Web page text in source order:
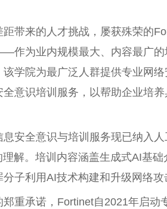
带来的人才挑战，屡获殊荣的
作为业内规模最大、内容最广
学院为最广泛人群提供专业网
意识培训服务，以帮助企业培
安全意识与培训服务现已纳入
解。培训内容涵盖生成式AI基
子利用AI技术构建和升级网络攻
重承诺，Fortinet自2021年启动